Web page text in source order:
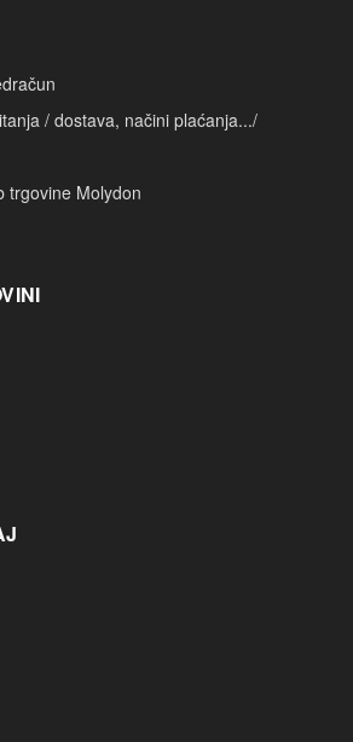
/ dostava, načini plaćanja.../
trgovine Molydon